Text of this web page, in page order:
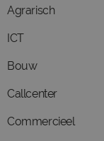
Agrarisch
ICT
Bouw
Callcenter
Commercieel